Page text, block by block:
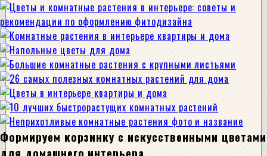
Формируем корзинку с искусственными цветами